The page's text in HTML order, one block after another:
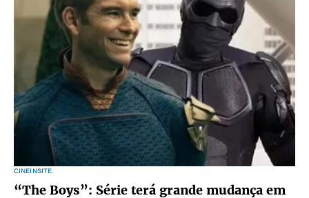
CINEINSITE
“The Boys”: Série terá grande mudança em